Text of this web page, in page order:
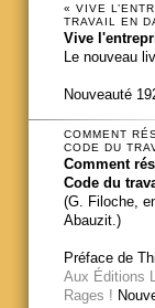
« VIVE
TRAVAIL EN
Vive
Le nouveau
Nouveauté
COMMENT
CODE DU
Comment
Code du
(G. Filoche,
Abauzit.)
Préface de
Aux Éditions
Rages !